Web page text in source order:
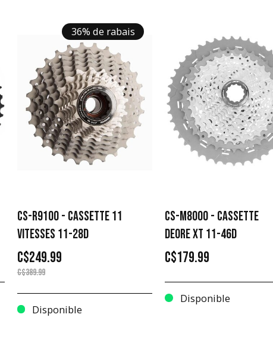
36% de rabais
CS-R9100 - CASSETTE 11
VITESSES 11-28D
C$249.99
C$389.99
Disponible
CS-M8000 - CASSETTE
DEORE XT 11-46D
C$179.99
Disponible